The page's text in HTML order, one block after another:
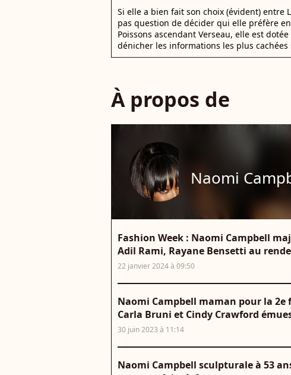
Si elle a bien fait son choix (évident) entre
pas question de décider qui elle préfère
Poissons ascendant Verseau, elle est
dénicher les informations les plus
À propos de
Naomi
Fashion Week : Naomi Campbell
Adil Rami, Rayane Bensetti au
22 janvier 2024 à 09:50
Naomi Campbell maman pour la 2e
Carla Bruni et Cindy Crawford
30 juin 2023 à 11:14
Naomi Campbell sculpturale à 53